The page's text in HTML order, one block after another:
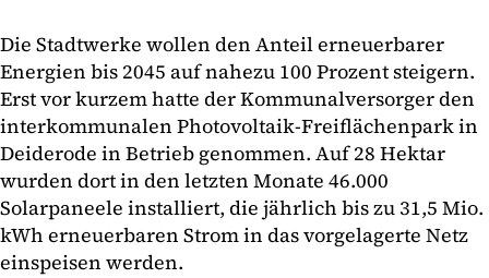
Die Stadtwerke wollen den Anteil erneuerbarer
Energien bis 2045 auf nahezu 100 Prozent steigern.
Erst vor kurzem hatte der Kommunalversorger den
interkommunalen Photovoltaik-Freiflächenpark in
Deiderode in Betrieb genommen. Auf 28 Hektar
wurden dort in den letzten Monate 46.000
Solarpaneele installiert, die jährlich bis zu 31,5 Mio.
kWh erneuerbaren Strom in das vorgelagerte Netz
einspeisen werden.